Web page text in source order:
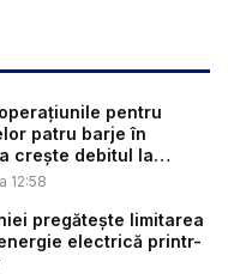
pentru
patru barje în
crește debitul la
12:58
pregătește limitarea
electrică printr-